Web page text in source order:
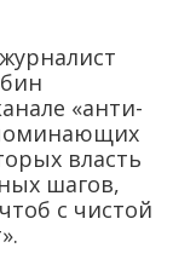
«анти-
власть
шагов,
с чистой